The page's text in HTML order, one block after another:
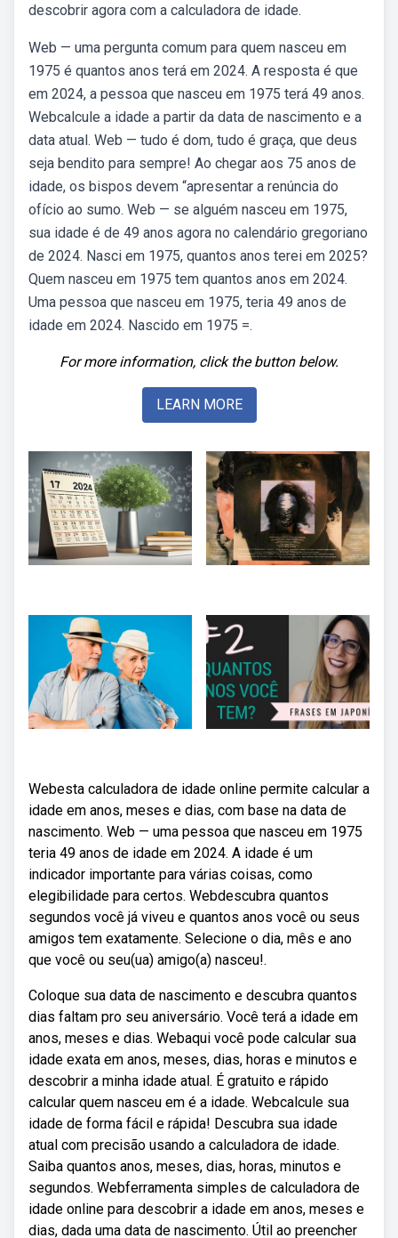
descobrir agora com a calculadora de idade.
Web — uma pergunta comum para quem nasceu em
1975 é quantos anos terá em 2024. A resposta é que
em 2024, a pessoa que nasceu em 1975 terá 49 anos.
Webcalcule a idade a partir da data de nascimento e a
data atual. Web — tudo é dom, tudo é graça, que deus
seja bendito para sempre! Ao chegar aos 75 anos de
idade, os bispos devem “apresentar a renúncia do
ofício ao sumo. Web — se alguém nasceu em 1975,
sua idade é de 49 anos agora no calendário gregoriano
de 2024. Nasci em 1975, quantos anos terei em 2025?
Quem nasceu em 1975 tem quantos anos em 2024.
Uma pessoa que nasceu em 1975, teria 49 anos de
idade em 2024. Nascido em 1975 =.
For more information, click the button below.
LEARN MORE
Webesta calculadora de idade online permite calcular a
idade em anos, meses e dias, com base na data de
nascimento. Web — uma pessoa que nasceu em 1975
teria 49 anos de idade em 2024. A idade é um
indicador importante para várias coisas, como
elegibilidade para certos. Webdescubra quantos
segundos você já viveu e quantos anos você ou seus
amigos tem exatamente. Selecione o dia, mês e ano
que você ou seu(ua) amigo(a) nasceu!.
Coloque sua data de nascimento e descubra quantos
dias faltam pro seu aniversário. Você terá a idade em
anos, meses e dias. Webaqui você pode calcular sua
idade exata em anos, meses, dias, horas e minutos e
descobrir a minha idade atual. É gratuito e rápido
calcular quem nasceu em é a idade. Webcalcule sua
idade de forma fácil e rápida! Descubra sua idade
atual com precisão usando a calculadora de idade.
Saiba quantos anos, meses, dias, horas, minutos e
segundos. Webferramenta simples de calculadora de
idade online para descobrir a idade em anos, meses e
dias, dada uma data de nascimento. Útil ao preencher